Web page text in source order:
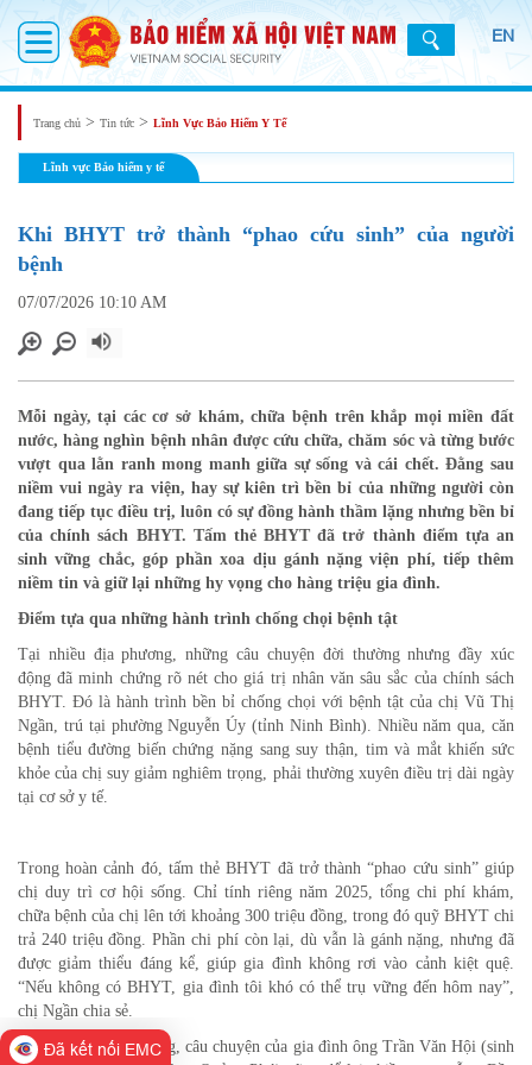
EN
Trang chủ > Tin tức > Lĩnh Vực Bảo Hiểm Y Tế
Lĩnh vực Bảo hiểm y tế
Khi BHYT trở thành “phao cứu sinh” của người
bệnh
07/07/2026 10:10 AM
Mỗi ngày, tại các cơ sở khám, chữa bệnh trên khắp mọi miền đất
nước, hàng nghìn bệnh nhân được cứu chữa, chăm sóc và từng bước
vượt qua lằn ranh mong manh giữa sự sống và cái chết. Đằng sau
niềm vui ngày ra viện, hay sự kiên trì bền bỉ của những người còn
đang tiếp tục điều trị, luôn có sự đồng hành thầm lặng nhưng bền bỉ
của chính sách BHYT. Tấm thẻ BHYT đã trở thành điểm tựa an
sinh vững chắc, góp phần xoa dịu gánh nặng viện phí, tiếp thêm
niềm tin và giữ lại những hy vọng cho hàng triệu gia đình.
Điểm tựa qua những hành trình chống chọi bệnh tật
Tại nhiều địa phương, những câu chuyện đời thường nhưng đầy xúc
động đã minh chứng rõ nét cho giá trị nhân văn sâu sắc của chính sách
BHYT. Đó là hành trình bền bỉ chống chọi với bệnh tật của chị Vũ Thị
Ngần, trú tại phường Nguyễn Úy (tỉnh Ninh Bình). Nhiều năm qua, căn
bệnh tiểu đường biến chứng nặng sang suy thận, tim và mắt khiến sức
khỏe của chị suy giảm nghiêm trọng, phải thường xuyên điều trị dài ngày
tại cơ sở y tế.
Trong hoàn cảnh đó, tấm thẻ BHYT đã trở thành “phao cứu sinh” giúp
chị duy trì cơ hội sống. Chỉ tính riêng năm 2025, tổng chi phí khám,
chữa bệnh của chị lên tới khoảng 300 triệu đồng, trong đó quỹ BHYT chi
trả 240 triệu đồng. Phần chi phí còn lại, dù vẫn là gánh nặng, nhưng đã
được giảm thiểu đáng kể, giúp gia đình không rơi vào cảnh kiệt quệ.
“Nếu không có BHYT, gia đình tôi khó có thể trụ vững đến hôm nay”,
chị Ngần chia sẻ.
Tại thành phố Đà Nẵng, câu chuyện của gia đình ông Trần Văn Hội (sinh
Đã kết nối EMC